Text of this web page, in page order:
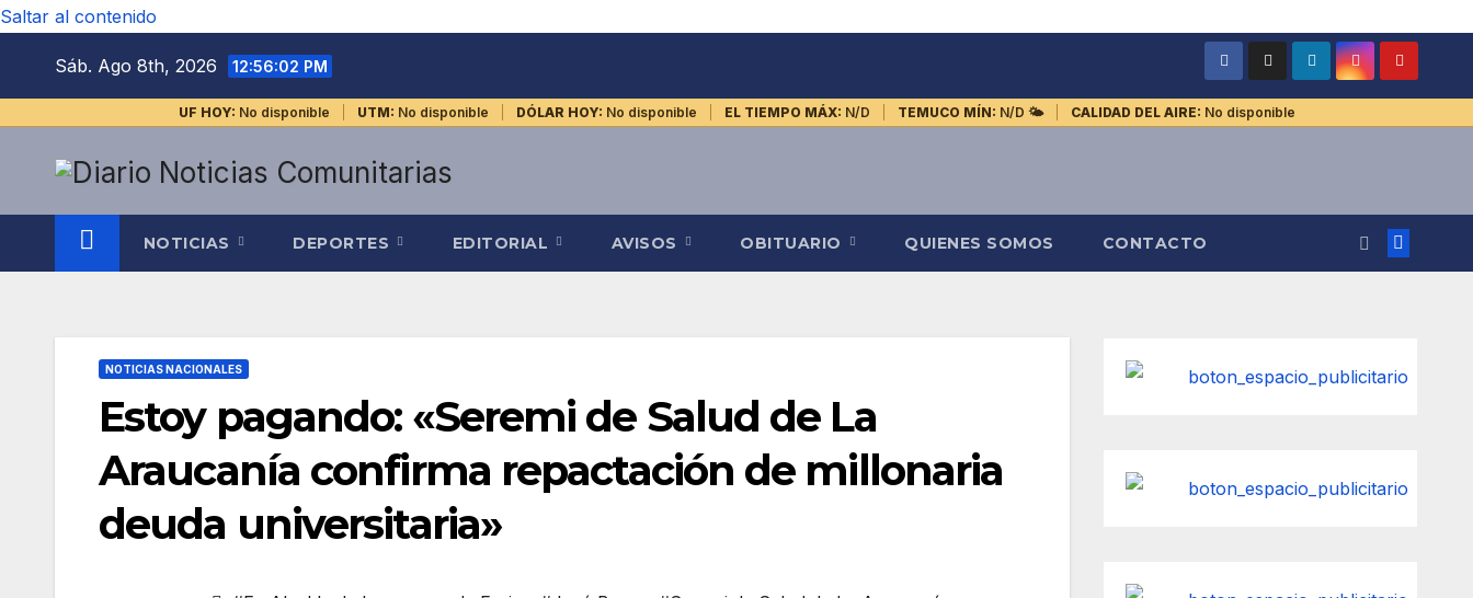
Saltar al contenido
Sáb. Ago 8th, 2026 12:56:03 PM
UF HOY: No disponible UTM: No disponible DÓLAR HOY: No disponible EL TIEMPO MÁX: N/D TEMUCO MÍN: N/D 🌤️ CALIDAD DEL AIRE: No disponible
NOTICIAS DEPORTES EDITORIAL AVISOS OBITUARIO QUIENES SOMOS CONTACTO
NOTICIAS NACIONALES
Estoy pagando: «Seremi de Salud de La
Araucanía confirma repactación de millonaria
deuda universitaria»